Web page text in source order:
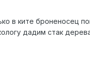
в ките броненосец
дадим стак дерева.